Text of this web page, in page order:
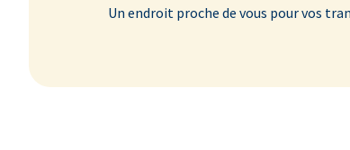
Un endroit proche de vous pour vos